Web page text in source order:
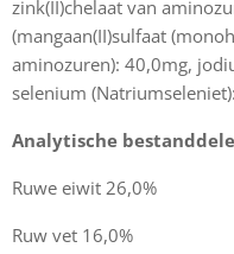
zink(II)chelaat van
(mangaan(II)sulfaat
aminozuren): 40,0mg,
selenium
Analytische
Ruwe eiwit 26,0%
Ruw vet 16,0%